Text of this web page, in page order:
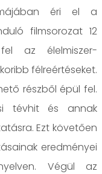
éri el a
filmsorozat 12
az élelmiszer-
félreértéseket.
részből épül fel.
tévhit és annak
Ezt követően
eredményei
Végül az